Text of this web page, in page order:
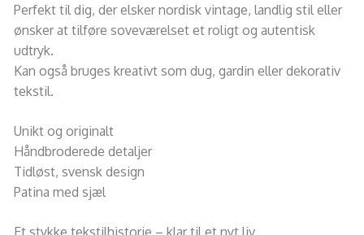
Perfekt til dig, der elsker nordisk vintage, landlig stil eller
ønsker at tilføre soveværelset et roligt og autentisk
udtryk.
Kan også bruges kreativt som dug, gardin eller dekorativ
tekstil.
Unikt og originalt
Håndbroderede detaljer
Tidløst, svensk design
Patina med sjæl